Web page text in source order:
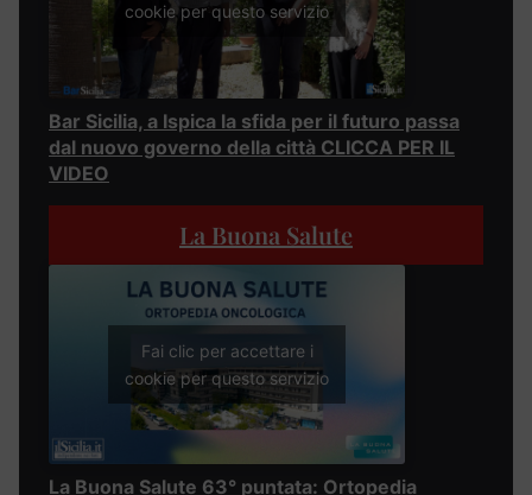
cookie per questo servizio
Bar Sicilia, a Ispica la sfida per il futuro passa
dal nuovo governo della città CLICCA PER IL
VIDEO
La Buona Salute
Fai clic per accettare i
cookie per questo servizio
La Buona Salute 63° puntata: Ortopedia